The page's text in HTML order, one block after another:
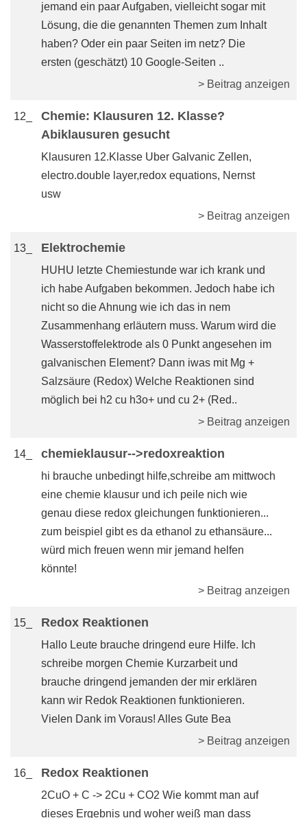
jemand ein paar Aufgaben, vielleicht sogar mit
Lösung, die die genannten Themen zum Inhalt
haben? Oder ein paar Seiten im netz? Die
ersten (geschätzt) 10 Google-Seiten ..
> Beitrag anzeigen
12_
Chemie: Klausuren 12. Klasse?
Abiklausuren gesucht
Klausuren 12.Klasse Uber Galvanic Zellen,
electro.double layer,redox equations, Nernst
usw
> Beitrag anzeigen
13_ Elektrochemie
HUHU letzte Chemiestunde war ich krank und
ich habe Aufgaben bekommen. Jedoch habe ich
nicht so die Ahnung wie ich das in nem
Zusammenhang erläutern muss. Warum wird die
Wasserstoffelektrode als 0 Punkt angesehen im
galvanischen Element? Dann iwas mit Mg +
Salzsäure (Redox) Welche Reaktionen sind
möglich bei h2 cu h3o+ und cu 2+ (Red..
> Beitrag anzeigen
14_ chemieklausur-->redoxreaktion
hi brauche unbedingt hilfe,schreibe am mittwoch
eine chemie klausur und ich peile nich wie
genau diese redox gleichungen funktionieren...
zum beispiel gibt es da ethanol zu ethansäure...
würd mich freuen wenn mir jemand helfen
könnte!
> Beitrag anzeigen
15_ Redox Reaktionen
Hallo Leute brauche dringend eure Hilfe. Ich
schreibe morgen Chemie Kurzarbeit und
brauche dringend jemanden der mir erklären
kann wir Redok Reaktionen funktionieren.
Vielen Dank im Voraus! Alles Gute Bea
> Beitrag anzeigen
16_ Redox Reaktionen
2CuO + C -> 2Cu + CO2 Wie kommt man auf
dieses Ergebnis und woher weiß man dass